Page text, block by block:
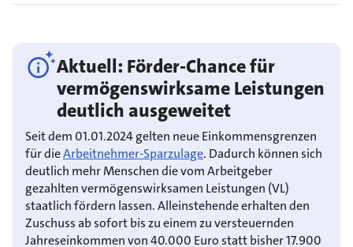
Aktuell: Förder-Chance für
vermögenswirksame Leistungen
deutlich ausgeweitet
Seit dem 01.01.2024 gelten neue Einkommensgrenzen
für dieArbeitnehmer-Sparzulage. Dadurch können sich
deutlich mehr Menschen die vom Arbeitgeber
gezahlten vermögenswirksamen Leistungen (VL)
staatlich fördern lassen. Alleinstehende erhalten den
Zuschuss ab sofort bis zu einem zu versteuernden
Jahreseinkommen von 40.000 Euro statt bisher 17.900